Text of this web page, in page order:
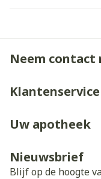
Neem contact
Klantenservice
Uw apotheek
Nieuwsbrief
Blijf op de hoogte